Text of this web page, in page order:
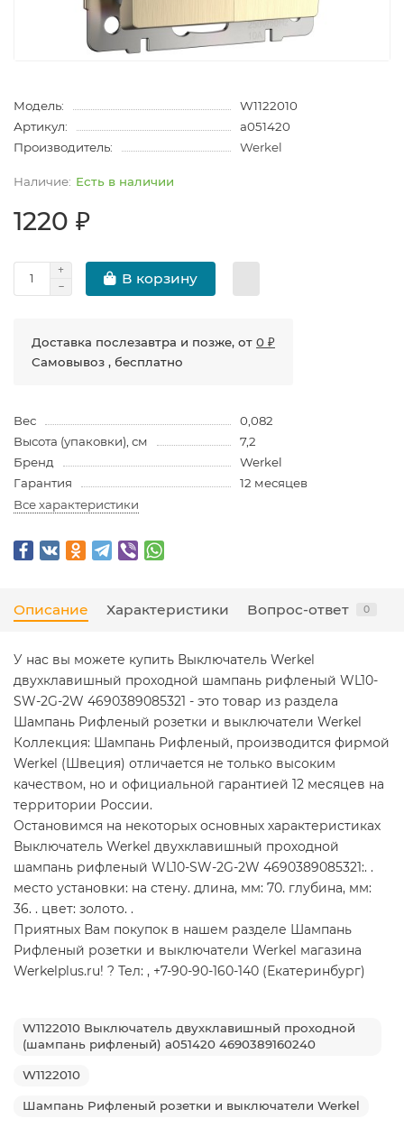
Модель:
W1122010
Артикул:
a051420
Производитель:
Werkel
Есть в наличии
1220 ₽
В корзину
Доставка послезавтра и позже, от 0 ₽
Самовывоз , бесплатно
Вес
0,082
Высота (упаковки), см
7,2
Бренд
Werkel
Гарантия
12 месяцев
Все характеристики
Описание Характеристики Вопрос-ответ 0
У нас вы можете купить Выключатель Werkel
двухклавишный проходной шампань рифленый WL10-
SW-2G-2W 4690389085321 - это товар из раздела
Шампань Рифленый розетки и выключатели Werkel
Коллекция: Шампань Рифленый, производится фирмой
Werkel (Швеция) отличается не только высоким
качеством, но и официальной гарантией 12 месяцев на
территории России.
Остановимся на некоторых основных характеристиках
Выключатель Werkel двухклавишный проходной
шампань рифленый WL10-SW-2G-2W 4690389085321:. .
место установки: на стену. длина, мм: 70. глубина, мм:
36. . цвет: золото. .
Приятных Вам покупок в нашем разделе Шампань
Рифленый розетки и выключатели Werkel магазина
Werkelplus.ru! ? Тел: , +7-90-90-160-140 (Екатеринбург)
W1122010 Выключатель двухклавишный проходной
(шампань рифленый) a051420 4690389160240
W1122010
Шампань Рифленый розетки и выключатели Werkel